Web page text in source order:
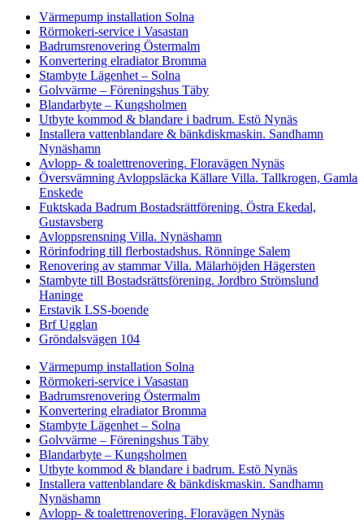
Värmepump installation Solna
Rörmokeri-service i Vasastan
Badrumsrenovering Östermalm
Konvertering elradiator Bromma
Stambyte Lägenhet – Solna
Golvvärme – Föreningshus Täby
Blandarbyte – Kungsholmen
Utbyte kommod & blandare i badrum. Estö Nynäs
Installera vattenblandare & bänkdiskmaskin. Sandhamn
Nynäshamn
Avlopp- & toalettrenovering. Floravägen Nynäs
Översvämning Avloppsläcka Källare Villa. Tallkrogen, Gamla
Enskede
Fuktskada Badrum Bostadsrättförening. Östra Ekedal,
Gustavsberg
Avloppsrensning Villa. Nynäshamn
Rörinfodring till flerbostadshus. Rönninge Salem
Renovering av stammar Villa. Mälarhöjden Hägersten
Stambyte till Bostadsrättsförening. Jordbro Strömslund
Haninge
Erstavik LSS-boende
Brf Ugglan
Gröndalsvägen 104
Värmepump installation Solna
Rörmokeri-service i Vasastan
Badrumsrenovering Östermalm
Konvertering elradiator Bromma
Stambyte Lägenhet – Solna
Golvvärme – Föreningshus Täby
Blandarbyte – Kungsholmen
Utbyte kommod & blandare i badrum. Estö Nynäs
Installera vattenblandare & bänkdiskmaskin. Sandhamn
Nynäshamn
Avlopp- & toalettrenovering. Floravägen Nynäs